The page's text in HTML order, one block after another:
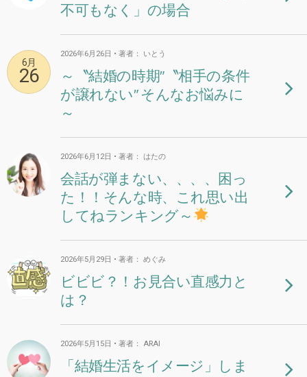
不可もなく」の場合
6月
26
2026年6月26日 • 著者： いとう
～〝結婚の時期″〝相手の条件
が譲れない″ そんなお悩みに
～
2026年6月12日 • 著者： はたの
会話が弾まない、、、、困っ
た！！そんな時、これ思い出
してねランキング～
2026年5月29日 • 著者： めぐみ
ビビビ？！お見合い直感力と
は？
2026年5月15日 • 著者： ARAI
「結婚生活をイメージ」しま